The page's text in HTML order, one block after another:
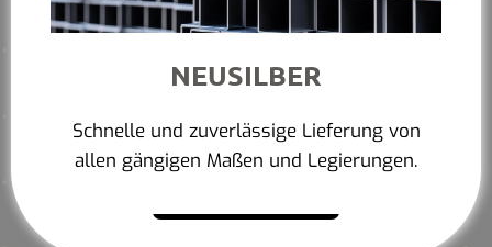
NEUSILBER
Schnelle und zuverlässige Lieferung von
allen gängigen Maßen und Legierungen.